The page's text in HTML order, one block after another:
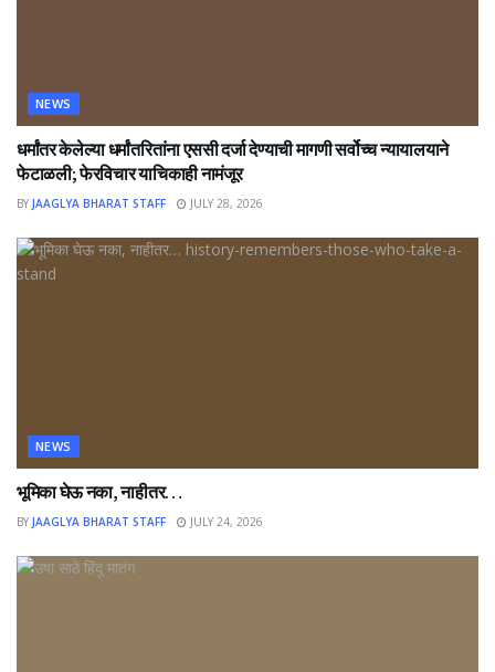
NEWS
धर्मांतर केलेल्या धर्मांतरितांना एससी दर्जा देण्याची मागणी सर्वोच्च न्यायालयाने
फेटाळली; फेरविचार याचिकाही नामंजूर
BY JAAGLYA BHARAT STAFF JULY 28, 2026
NEWS
भूमिका घेऊ नका, नाहीतर…
BY JAAGLYA BHARAT STAFF JULY 24, 2026